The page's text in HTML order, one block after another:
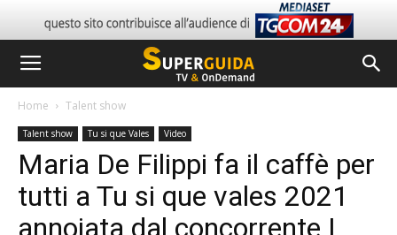
Home Talent show
Talent show Tu si que Vales Video
Maria De Filippi fa il caffè per
tutti a Tu si que vales 2021
annoiata dal concorrente |